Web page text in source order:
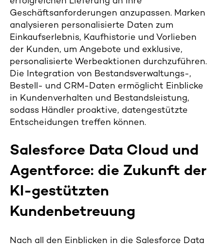
Geschäftsanforderungen anzupassen. Marken
analysieren personalisierte Daten zum
Einkaufserlebnis, Kaufhistorie und Vorlieben
der Kunden, um Angebote und exklusive,
personalisierte Werbeaktionen durchzuführen.
Die Integration von Bestandsverwaltungs-,
Bestell- und CRM-Daten ermöglicht Einblicke
in Kundenverhalten und Bestandsleistung,
sodass Händler proaktive, datengestützte
Entscheidungen treffen können.
Salesforce Data Cloud und
Agentforce: die Zukunft der
KI-gestützten
Kundenbetreuung
Nach all den Einblicken in die Salesforce Data